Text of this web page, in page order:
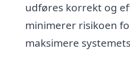
udføres korrekt og
minimerer risikoen
maksimere